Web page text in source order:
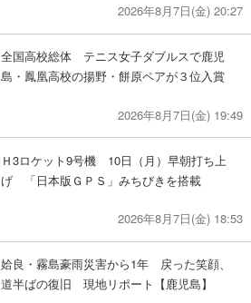
2026年8月7日(金) 20:27
全国高校総体 テニス女子ダブルスで鹿児
島・鳳凰高校の揚野・餅原ペアが３位入賞
2026年8月7日(金) 19:49
Ｈ3ロケット9号機 10日（月）早朝打ち上
げ 「日本版ＧＰＳ」みちびきを搭載
2026年8月7日(金) 18:53
姶良・霧島豪雨災害から1年 戻った笑顔、
道半ばの復旧 現地リポート【鹿児島】